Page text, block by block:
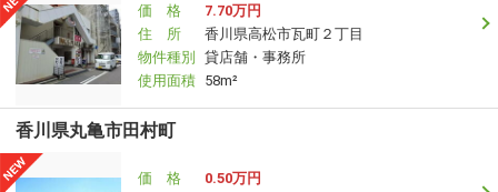
価 格
7.70万円
住 所
香川県高松市瓦町２丁目
物件種別
貸店舗・事務所
使用面積 58m²
香川県丸亀市田村町
価 格
0.50万円